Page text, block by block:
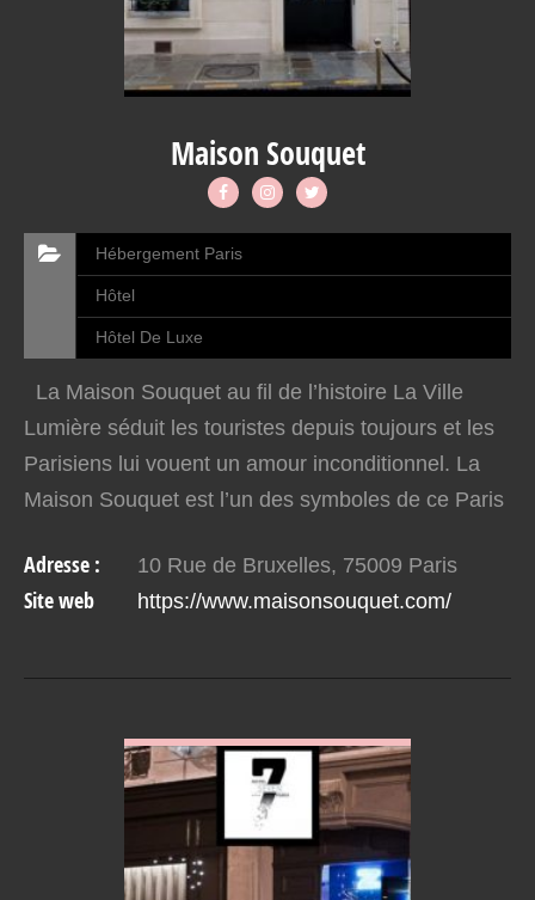
Maison Souquet
Hébergement Paris
Hôtel
Hôtel De Luxe
La Maison Souquet au fil de l’histoire La Ville
Lumière séduit les touristes depuis toujours et les
Parisiens lui vouent un amour inconditionnel. La
Maison Souquet est l’un des symboles de ce Paris
Adresse : 10 Rue de Bruxelles, 75009 Paris
Site web https://www.maisonsouquet.com/